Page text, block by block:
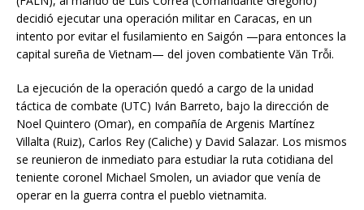
decidió ejecutar una operación militar en Caracas, en un
intento por evitar el fusilamiento en Saigón —para entonces la
capital sureña de Vietnam— del joven combatiente Văn Trỗi.
La ejecución de la operación quedó a cargo de la unidad
táctica de combate (UTC) Iván Barreto, bajo la dirección de
Noel Quintero (Omar), en compañía de Argenis Martínez
Villalta (Ruiz), Carlos Rey (Caliche) y David Salazar. Los mismos
se reunieron de inmediato para estudiar la ruta cotidiana del
teniente coronel Michael Smolen, un aviador que venía de
operar en la guerra contra el pueblo vietnamita.